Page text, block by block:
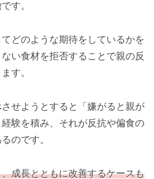
す。
どのような期待をしているかを
い食材を拒否することで親の反
す。
せようとすると「嫌がると親が
験を積み、それが反抗や偏食の
のです。
成長とともに改善するケースも